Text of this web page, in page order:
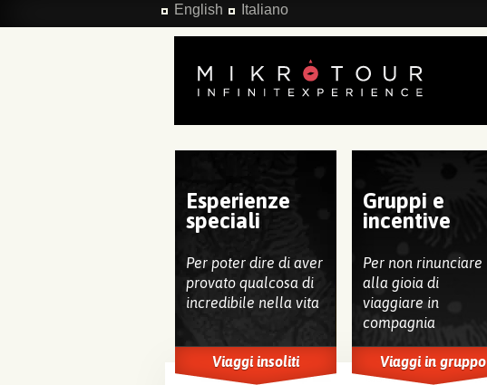
Salta al contenuto principaleEnglish Italiano
Esperienze
speciali
Per poter dire di aver
provato qualcosa di
incredibile nella vita
Viaggi insoliti
Gruppi e
incentive
Per non rinunciare
alla gioia di
viaggiare in
compagnia
Viaggi in gruppo